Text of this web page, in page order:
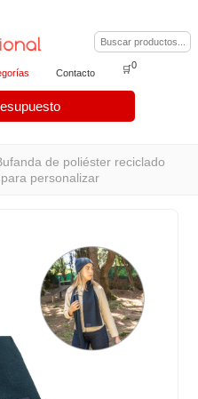
Contacto 🛒0
de poliéster reciclado
personalizar